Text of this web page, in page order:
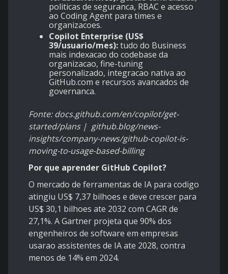
politicas de seguranca, RBAC e acesso
ao Coding Agent para times e
organizacoes.
Copilot Enterprise (US$
39/usuario/mes):tudo do Business
mais indexacao do codebase da
organizacao, fine-tuning
personalizado, integracao nativa ao
GitHub.com e recursos avancados de
governanca.
Fonte: docs.github.com/en/copilot/get-
started/plans | github.blog/news-
insights/company-news/github-copilot-is-
moving-to-usage-based-billing
Por que aprender GitHub Copilot?
O mercado de ferramentas de IA para codigo
atingiu US$ 7,37 bilhoes e deve crescer para
US$ 30,1 bilhoes ate 2032 com CAGR de
27,1%. A Gartner projeta que 90% dos
engenheiros de software em empresas
usarao assistentes de IA ate 2028, contra
menos de 14% em 2024.